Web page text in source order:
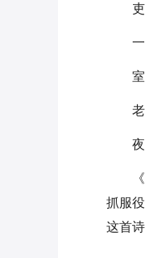
抓服
这首